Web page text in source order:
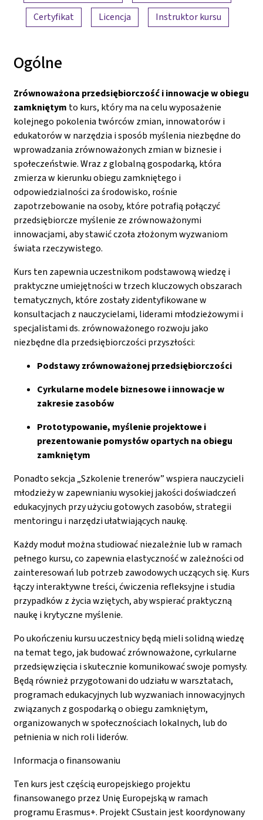
Certyfikat
Licencja Instruktor kursu
Ogólne
Zrównoważona przedsiębiorczość i innowacje w obiegu
zamkniętym to kurs, który ma na celu wyposażenie
kolejnego pokolenia twórców zmian, innowatorów i
edukatorów w narzędzia i sposób myślenia niezbędne do
wprowadzania zrównoważonych zmian w biznesie i
społeczeństwie. Wraz z globalną gospodarką, która
zmierza w kierunku obiegu zamkniętego i
odpowiedzialności za środowisko, rośnie
zapotrzebowanie na osoby, które potrafią połączyć
przedsiębiorcze myślenie ze zrównoważonymi
innowacjami, aby stawić czoła złożonym wyzwaniom
świata rzeczywistego.
Kurs ten zapewnia uczestnikom podstawową wiedzę i
praktyczne umiejętności w trzech kluczowych obszarach
tematycznych, które zostały zidentyfikowane w
konsultacjach z nauczycielami, liderami młodzieżowymi i
specjalistami ds. zrównoważonego rozwoju jako
niezbędne dla przedsiębiorczości przyszłości:
Podstawy zrównoważonej przedsiębiorczości
Cyrkularne modele biznesowe i innowacje w
zakresie zasobów
Prototypowanie, myślenie projektowe i
prezentowanie pomysłów opartych na obiegu
zamkniętym
Ponadto sekcja „Szkolenie trenerów” wspiera nauczycieli
młodzieży w zapewnianiu wysokiej jakości doświadczeń
edukacyjnych przy użyciu gotowych zasobów, strategii
mentoringu i narzędzi ułatwiających naukę.
Każdy moduł można studiować niezależnie lub w ramach
pełnego kursu, co zapewnia elastyczność w zależności od
zainteresowań lub potrzeb zawodowych uczących się. Kurs
łączy interaktywne treści, ćwiczenia refleksyjne i studia
przypadków z życia wziętych, aby wspierać praktyczną
naukę i krytyczne myślenie.
Po ukończeniu kursu uczestnicy będą mieli solidną wiedzę
na temat tego, jak budować zrównoważone, cyrkularne
przedsięwzięcia i skutecznie komunikować swoje pomysły.
Będą również przygotowani do udziału w warsztatach,
programach edukacyjnych lub wyzwaniach innowacyjnych
związanych z gospodarką o obiegu zamkniętym,
organizowanych w społecznościach lokalnych, lub do
pełnienia w nich roli liderów.
Informacja o finansowaniu
Ten kurs jest częścią europejskiego projektu
finansowanego przez Unię Europejską w ramach
programu Erasmus+. Projekt CSustain jest koordynowany